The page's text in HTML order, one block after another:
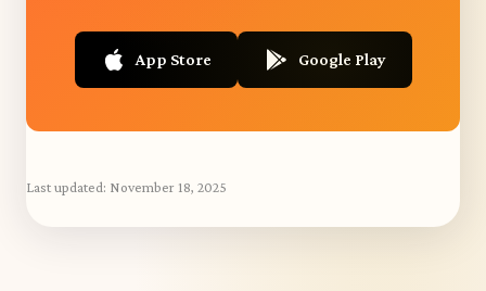
App Store Google Play
Last updated: November 18, 2025